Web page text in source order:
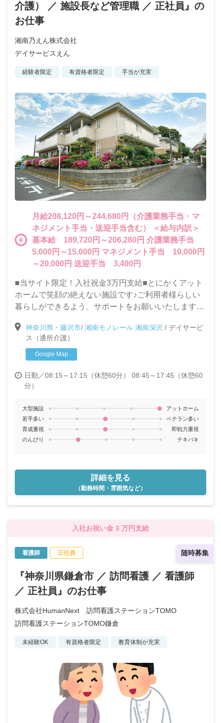
介護） ／ 施設長など管理職 ／ 正社員』の
お仕事
湘南乃えん株式会社
デイサービスえん
経験者限定 有資格者限定 手当が充実
月給208,120円～244,680円（介護業務手当・マ
ネジメント手当・送迎手当含む） ＜給与内訳＞
基本給 189,720円～206,280円 介護業務手当
5,000円～15,000円 マネジメント手当 10,000円
～20,000円 送迎手当 3,400円
■当サイト限定！入社祝金3万円支給■とにかくアット
ホームで笑顔の絶えない施設です♪ご利用者様らしい
暮らしができるよう、サポートをお願いいたします。
ある方大歓迎です★
神奈川県・藤沢市/ 湘南モノレール 湘南深沢 / デイサービ
ス（通所介護）
Google Map
日勤／08:15～17:15（休憩60分） 08:45～17:45（休憩60
分）
大型施設
アットホーム
若手多い
ベテラン多い
育成重視
即戦力重視
のんびり
テキパキ
詳細を見る
（勤務時間・雰囲気など）
入社お祝い金 3 万円支給
随時募集
看護師 正社員
『神奈川県鎌倉市 ／ 訪問看護 ／ 看護師
／ 正社員』のお仕事
株式会社HumanNext 訪問看護ステーションTOMO
訪問看護ステーションTOMO鎌倉
未経験OK 有資格者限定 教育体制が充実